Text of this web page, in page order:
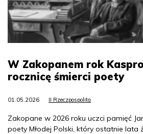
W Zakopanem rok
rocznicę śmierci poety
01.05.2026 II Rzeczpospolita
Zakopane w 2026 roku uczci pamięć
poety Młodej Polski, który ostatnie lata